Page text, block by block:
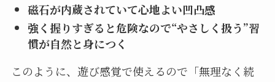
磁石が内蔵されていて心地よい凹凸感
強く握りすぎると危険なので“やさしく扱う”習
慣が自然と身につく
このように、遊び感覚で使えるので「無理なく続